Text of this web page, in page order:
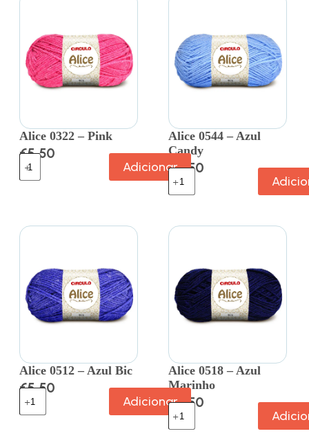
Alice 0322 – Pink
€5.50
Adicionar
Alice 0544 – Azul
Candy
€5.50
Alice 0512 – Azul Bic
€5.50
Adicionar
Alice 0518 – Azul
Marinho
€5.50